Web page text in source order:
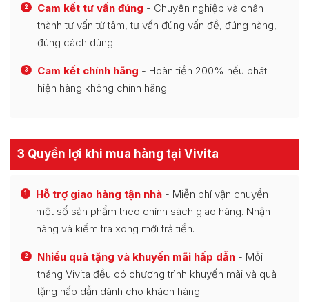
2 Cam kết tư vấn đúng - Chuyên nghiệp và chân
thành tư vấn từ tâm, tư vấn đúng vấn đề, đúng hàng,
đúng cách dùng.
3 Cam kết chính hãng - Hoàn tiền 200% nếu phát
hiện hàng không chính hãng.
3 Quyền lợi khi mua hàng tại Vivita
1 Hỗ trợ giao hàng tận nhà - Miễn phí vận chuyển
một số sản phẩm theo chính sách giao hàng. Nhận
hàng và kiểm tra xong mới trả tiền.
2 Nhiều quà tặng và khuyến mãi hấp dẫn - Mỗi
tháng Vivita đều có chương trình khuyến mãi và quà
tặng hấp dẫn dành cho khách hàng.